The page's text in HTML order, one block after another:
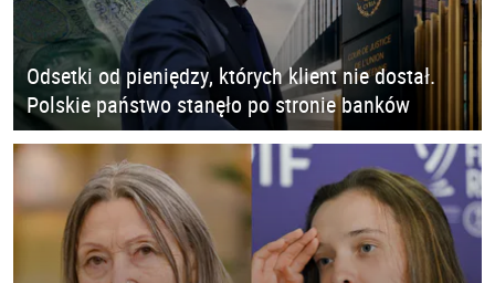
Odsetki od pieniędzy, których klient nie dostał.
Polskie państwo stanęło po stronie banków